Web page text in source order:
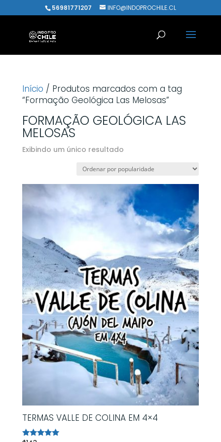
56981771207 INFO@INDOPROCHILE.CL
Início / Produtos marcados com a tag
“Formação Geológica Las Melosas”
FORMAÇÃO GEOLÓGICA LAS
MELOSAS
Exibindo um único resultado
TERMAS VALLE DE COLINA EM 4×4